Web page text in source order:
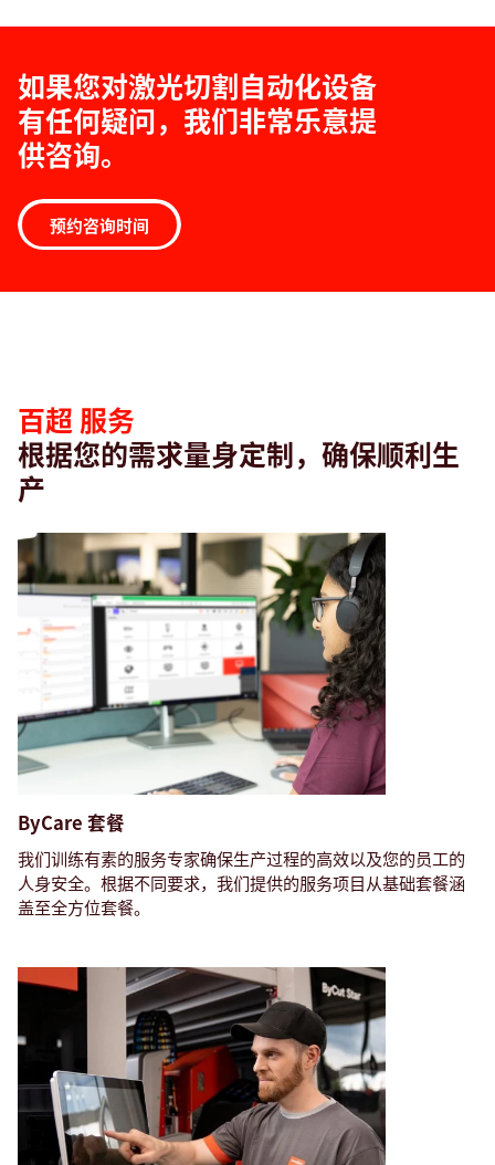
如果您对激光切割自动化设备
有任何疑问，我们非常乐意提
供咨询。
预约咨询时间
百超 服务
根据您的需求量身定制，确保顺利生
产
ByCare 套餐
我们训练有素的服务专家确保生产过程的高效以及您的员工的
人身安全。根据不同要求，我们提供的服务项目从基础套餐涵
盖至全方位套餐。